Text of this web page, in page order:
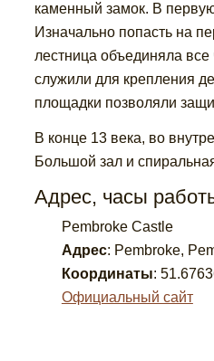
каменный замок. В
Изначально попасть на
лестница объединяла
служили для крепления
площадки позволяли
В конце 13 века, во
Большой зал и
Адрес, часы
Pembroke Castle
Адрес: Pembroke,
Координаты:
Официальный сайт